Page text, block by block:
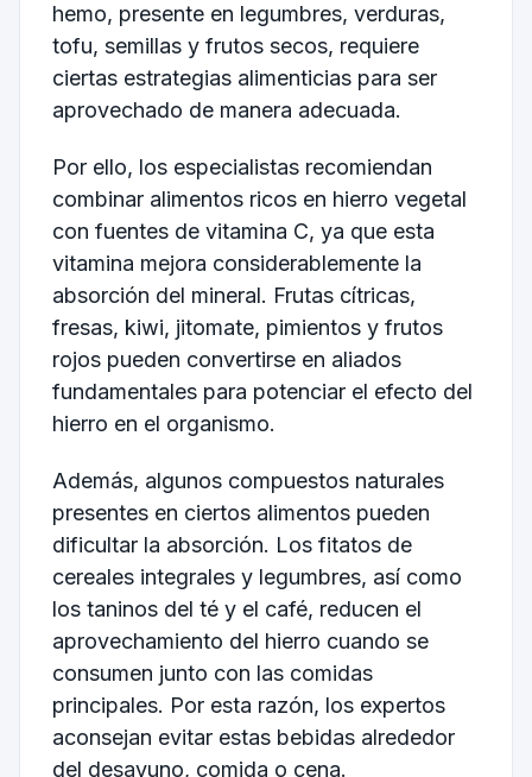
hemo, presente en legumbres, verduras,
tofu, semillas y frutos secos, requiere
ciertas estrategias alimenticias para ser
aprovechado de manera adecuada.
Por ello, los especialistas recomiendan
combinar alimentos ricos en hierro vegetal
con fuentes de vitamina C, ya que esta
vitamina mejora considerablemente la
absorción del mineral. Frutas cítricas,
fresas, kiwi, jitomate, pimientos y frutos
rojos pueden convertirse en aliados
fundamentales para potenciar el efecto del
hierro en el organismo.
Además, algunos compuestos naturales
presentes en ciertos alimentos pueden
dificultar la absorción. Los fitatos de
cereales integrales y legumbres, así como
los taninos del té y el café, reducen el
aprovechamiento del hierro cuando se
consumen junto con las comidas
principales. Por esta razón, los expertos
aconsejan evitar estas bebidas alrededor
del desayuno, comida o cena.